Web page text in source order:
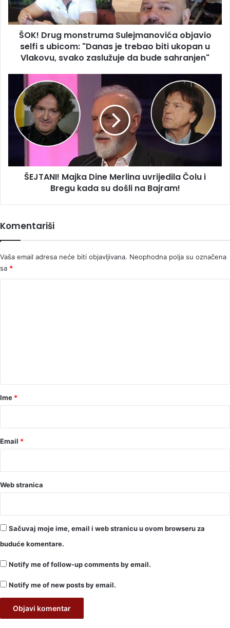
ubicom:
"Danas
trebao
Vlakovu,
svako
zaslužuje
da
bude
sahranjen"
ŠOK! Drug monstruma Sulejmanovića objavio
selfi s ubicom: "Danas je trebao biti ukopan u
Vlakovu, svako zaslužuje da bude sahranjen"
Majka
Dine
Merlina
uvrijedila
Čolu
Bregu
kada
ŠEJTANI! Majka Dine Merlina uvrijedila Čolu i
Bregu kada su došli na Bajram!
Komentariši
Vaša email adresa neće biti objavljivana. Neophodna polja su označena
sa *
rIme *
Email *
Web stranica
Sačuvaj moje ime, email i web stranicu u ovom browseru za
buduće komentare.
Notify me of follow-up comments by email.
Notify me of new posts by email.